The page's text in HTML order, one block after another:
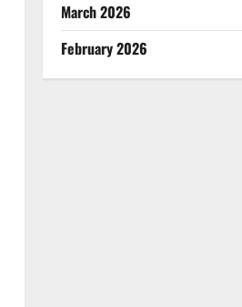
March 2026
February 2026